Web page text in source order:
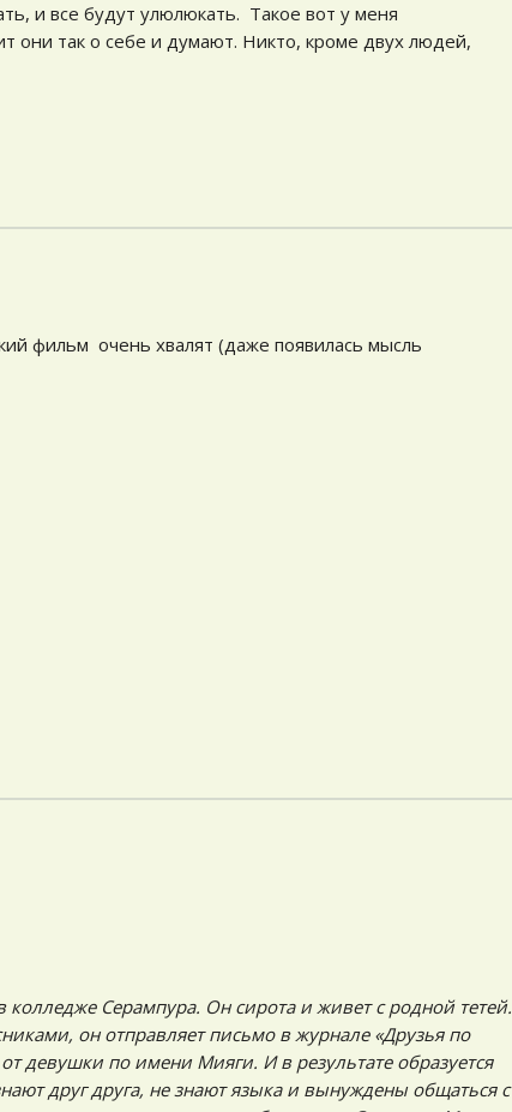
и все будут улюлюкать. Такое вот у меня
они так о себе и думают. Никто, кроме двух людей,
фильм очень хвалят (даже появилась мысль
колледже Серампура. Он сирота и живет с родной тетей.
он отправляет письмо в журнале «Друзья по
девушки по имени Мияги. И в результате образуется
друг друга, не знают языка и вынуждены общаться с